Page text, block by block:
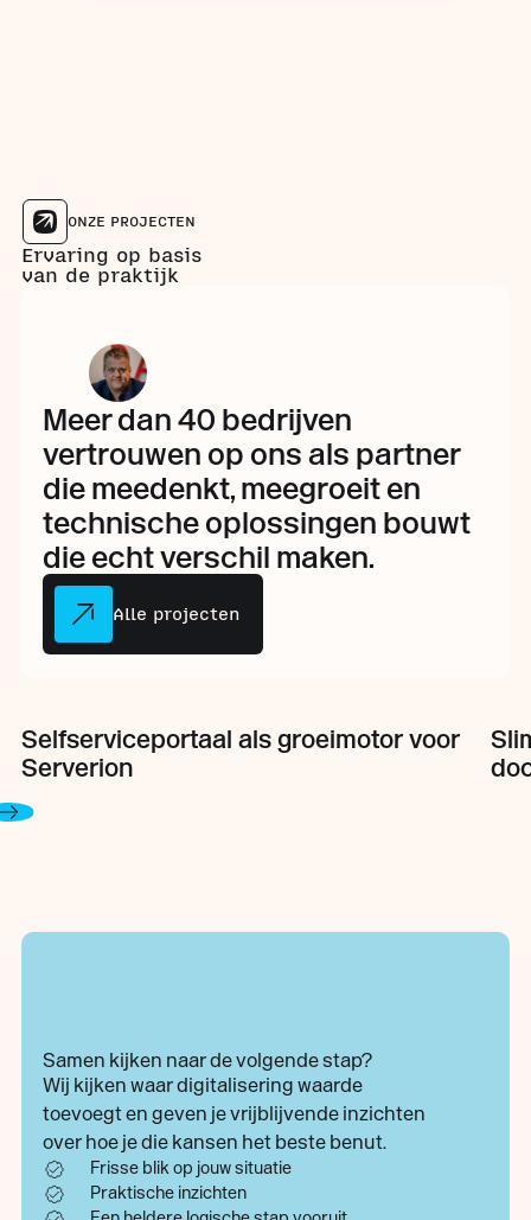
ONZE PROJECTEN
Ervaring op basis
van de praktijk
Meer dan 40 bedrijven
vertrouwen op ons als partner
die meedenkt, meegroeit en
technische oplossingen bouwt
die echt verschil maken.
Alle projecten
Selfserviceportaal als groeimotor voor
Serverion
Samen kijken naar de volgende stap?
Wij kijken waar digitalisering waarde
toevoegt en geven je vrijblijvende inzichten
over hoe je die kansen het beste benut.
Frisse blik op jouw situatie
Praktische inzichten